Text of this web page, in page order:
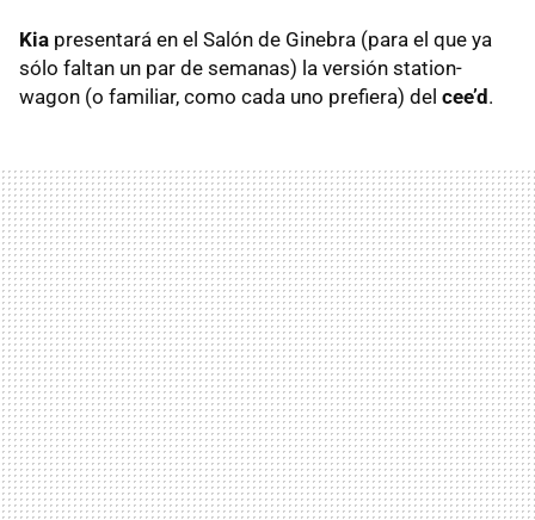
Kia presentará en el Salón de Ginebra (para el que ya
sólo faltan un par de semanas) la versión station-
wagon (o familiar, como cada uno prefiera) del cee’d .